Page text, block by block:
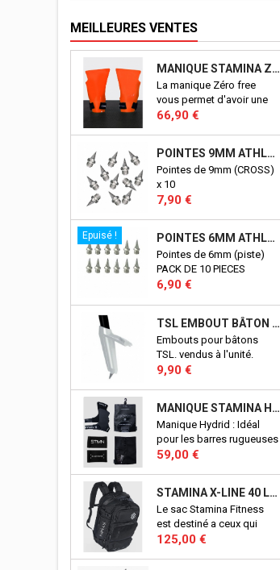
MEILLEURES VENTES
MANIQUE STAMINA ZERO FREE
La manique Zéro free
vous permet d'avoir une
excellente prise en mains
anneaux etc...
Prix
66,90 €
POINTES 9MM ATHLÉTISME
Pointes de 9mm (CROSS)
x 10
Prix
7,90 €
Epuisé ! POINTES 6MM ATHLÉTISME
Pointes de 6mm (piste)
PACK DE 10 PIECES
Prix
6,90 €
TSL EMBOUT BÂTON TSL
Embouts pour bâtons
TSL. vendus à l'unité.
Prix
9,90 €
MANIQUE STAMINA HYBRID
Manique Hydrid : Idéal
pour les barres rugueuses
et lisses. Adhérence
performances élevées sur
les barres sales ou
mouillées. Excellents
aussi pour les anneaux.
Prix
59,00 €
STAMINA X-LINE 40 LITRES
Le sac Stamina Fitness
est destiné a ceux qui
veulent un sac qui permet
Prix
125,00 €